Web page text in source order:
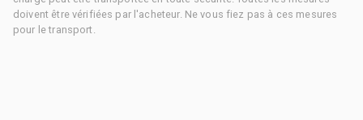
doivent être vérifiées par l'acheteur. Ne vous fiez pas à ces mesures
pour le transport.